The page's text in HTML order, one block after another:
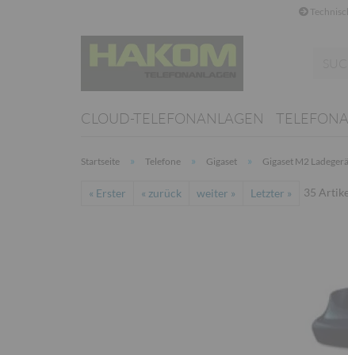
CLOUD-TELEFONANLAGEN
Startseite » Telefone » Gigaset » Gigaset M2
« Erster « zurück weiter » Letzter » 35